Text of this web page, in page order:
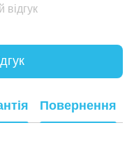
Повернення